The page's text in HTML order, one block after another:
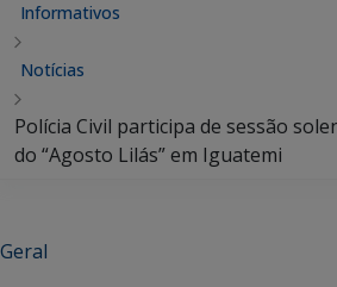
Informativos
Notícias
Polícia Civil participa de sessão
do “Agosto Lilás” em Iguatemi
Geral